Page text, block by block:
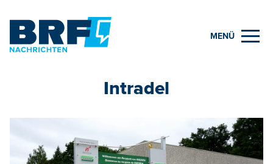
MENÜ
Intradel